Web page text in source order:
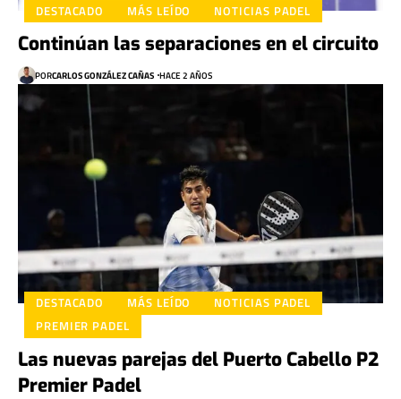
DESTACADO MÁS LEÍDO NOTICIAS PADEL
Continúan las separaciones en el circuito
PORCARLOS GONZÁLEZ CAÑAS HACE 2 AÑOS
DESTACADO MÁS LEÍDO
NOTICIAS PADEL
PREMIER PADEL
Las nuevas parejas del Puerto Cabello P2
Premier Padel